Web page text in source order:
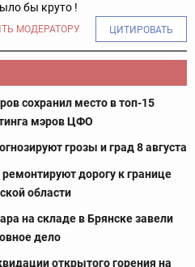
бы круто !
МОДЕРАТОРУ ЦИТИРОВАТЬ
сохранил место в топ-15
мэров ЦФО
грозы и град 8 августа
дорогу к границе
области
на складе в Брянске завели
дело
открытого горения на